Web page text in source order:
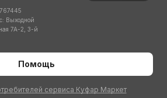
Выходной
7А-2, 3-й
Помощь
сервиса Куфар Маркет